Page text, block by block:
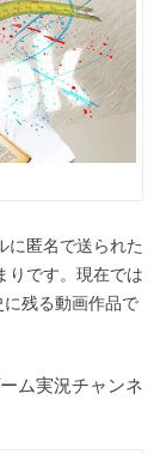
に匿名で送られた
りです。現在では
残る動画作品で
ム実況チャンネ